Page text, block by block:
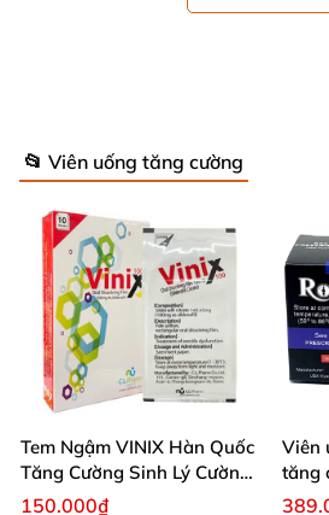
Với công thức vượt trội từ các
📂 Viên uống tăng cường
Tem Ngậm VINIX Hàn Quốc
Tăng Cường Sinh Lý Cường
Dương
150.000₫
Viên
tăng
quả